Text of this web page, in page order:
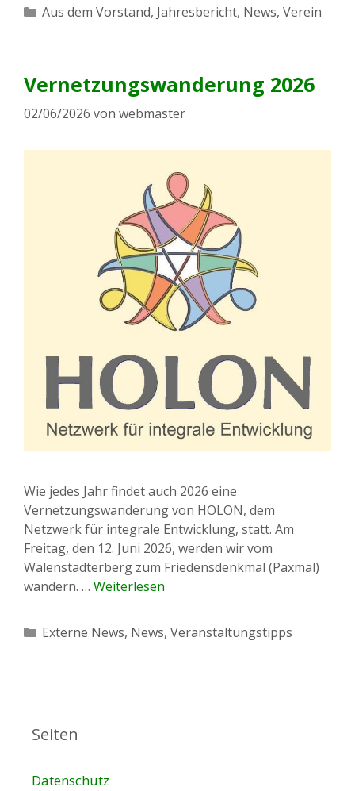
Kategorien
Aus dem Vorstand, Jahresbericht, News, Verein
Vernetzungswanderung 2026
02/06/2026 von webmaster
Wie jedes Jahr findet auch 2026 eine
Vernetzungswanderung von HOLON, dem
Netzwerk für integrale Entwicklung, statt. Am
Freitag, den 12. Juni 2026, werden wir vom
Walenstadterberg zum Friedensdenkmal (Paxmal)
wandern. … Weiterlesen
Kategorien
Externe News, News, Veranstaltungstipps
Seiten
Datenschutz